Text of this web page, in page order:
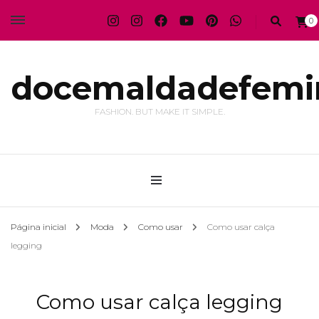
0
FASHION. BUT MAKE IT SIMPLE.
Página inicial Moda Como usar
Como usar calça
legging
Como usar calça legging